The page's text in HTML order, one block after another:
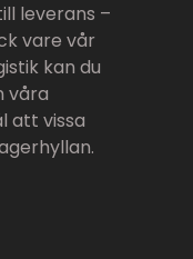
leverans –
vare vår
kan du
våra
att vissa